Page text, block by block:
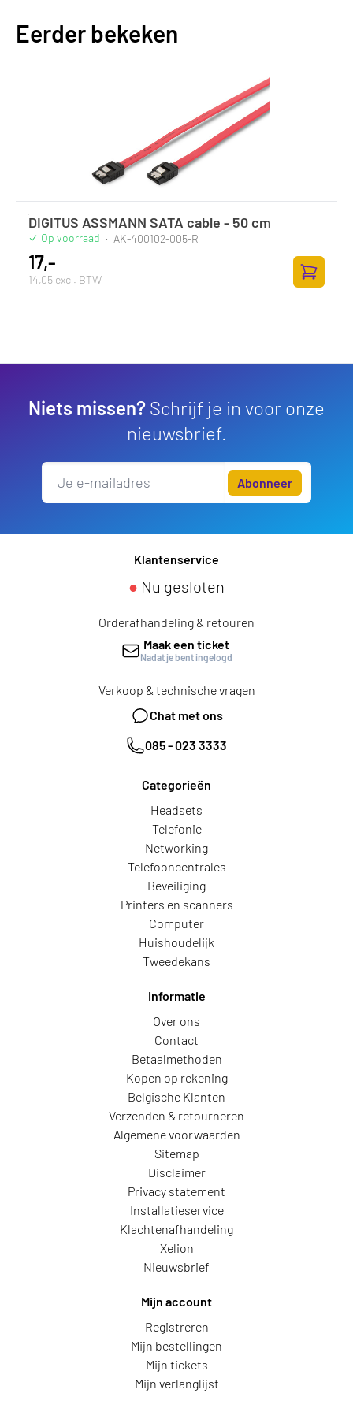
Eerder bekeken
DIGITUS ASSMANN SATA cable - 50 cm
Op voorraad · AK-400102-005-R
17,-
14,05 excl. BTW
Niets missen? Schrijf je in voor onze
nieuwsbrief.
Abonneer
Klantenservice
● Nu gesloten
Orderafhandeling & retouren
Maak een ticket
Nadat je bent ingelogd
Verkoop & technische vragen
Chat met ons
085 - 023 3333
Categorieën
Headsets
Telefonie
Networking
Telefooncentrales
Beveiliging
Printers en scanners
Computer
Huishoudelijk
Tweedekans
Informatie
Over ons
Contact
Betaalmethoden
Kopen op rekening
Belgische Klanten
Verzenden & retourneren
Algemene voorwaarden
Sitemap
Disclaimer
Privacy statement
Installatieservice
Klachtenafhandeling
Xelion
Nieuwsbrief
Mijn account
Registreren
Mijn bestellingen
Mijn tickets
Mijn verlanglijst